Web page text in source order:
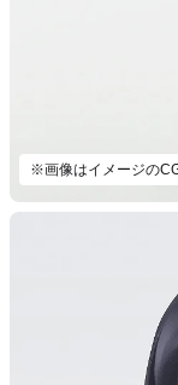
※画像はイメージの